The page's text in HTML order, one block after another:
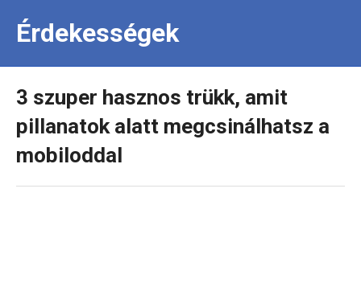
Érdekességek
3 szuper hasznos trükk, amit
pillanatok alatt megcsinálhatsz a
mobiloddal